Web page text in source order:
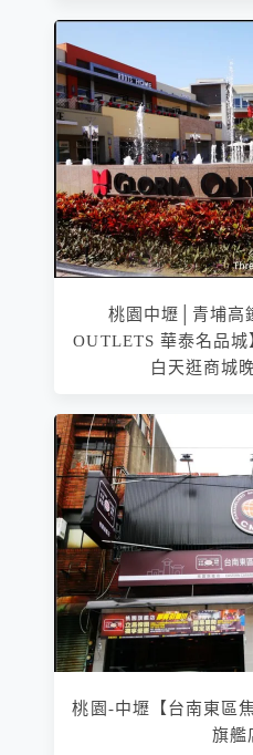
桃園中壢│青埔高
OUTLETS 華泰名品城
白天逛商城
桃園-中壢【台南東區
旗艦